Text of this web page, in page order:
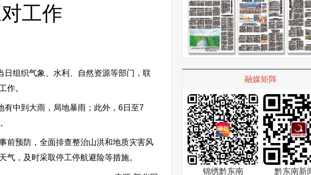
工作
组织气象、水利、自然资源等部门，联
作。
中到大雨，局地暴雨；此外，6日至7
前预防，全面排查整治山洪和地质灾害风
，及时采取停工停航避险等措施。
融媒矩阵
锦绣黔东南 黔东南新